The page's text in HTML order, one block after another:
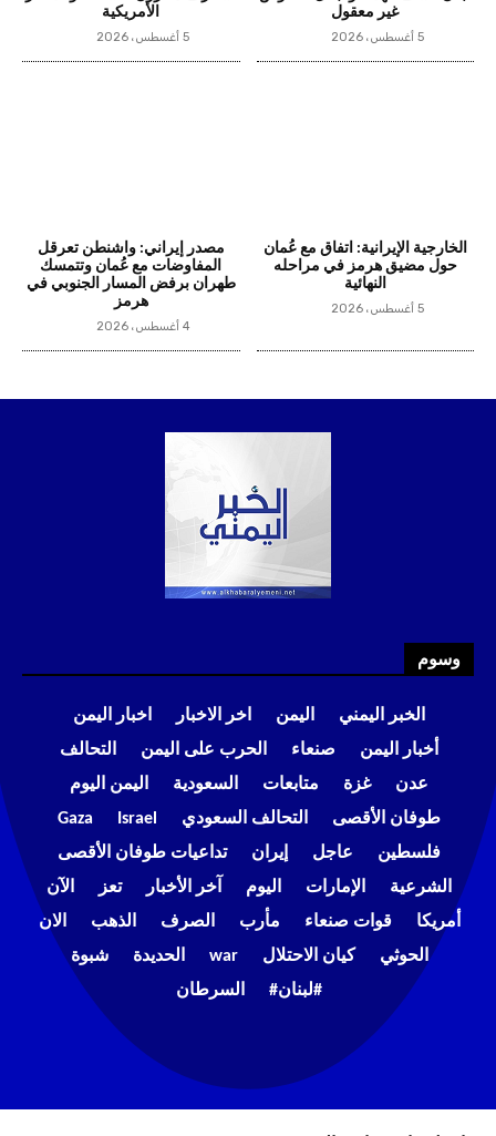
وسوم
الخبر اليمني اليمن اخر الاخبار
اخبار اليمن
أخبار اليمن
صنعاء الحرب على اليمن
التحالف
عدن
غزة متابعات السعودية
اليمن اليوم
طوفان الأقصى
التحالف السعودي Israel
Gaza
فلسطين
عاجل إيران
تداعيات طوفان الأقصى
الشرعية
الإمارات اليوم آخر الأخبار تعز
الآن
أمريكا
قوات صنعاء مأرب الصرف الذهب
الان
الحوثي
كيان الاحتلال war الحديدة
شبوة
#لبنان#
السرطان